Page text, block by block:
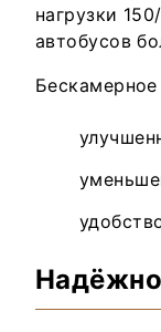
нагрузки
автобусов